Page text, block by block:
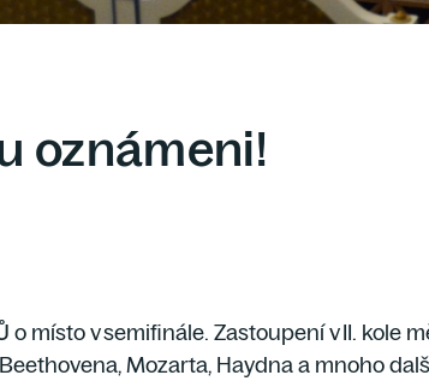
oznámeni!
o místo v semifinále. Zastoupení v II. kole
Mozarta, Haydna a mnoho